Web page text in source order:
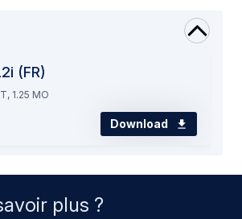
(FR)
1.25 MO
Download
plus ?